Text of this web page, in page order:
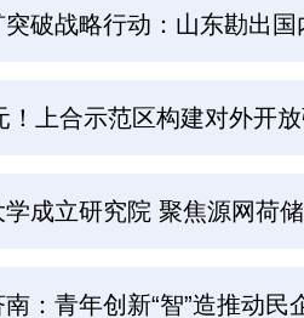
突破战略行动：山东勘出
！上合示范区构建对外开
学成立研究院 聚焦源网荷
：青年创新“智”造推动民